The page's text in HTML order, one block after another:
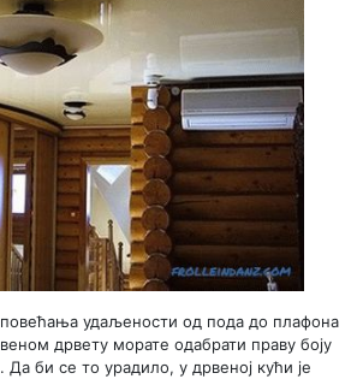
удаљености од пода до плафона
дрвету морате одабрати праву боју
Да би се то урадило, у дрвеној кући је